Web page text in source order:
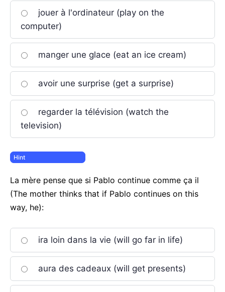
jouer à l'ordinateur (play on the
computer)
manger une glace (eat an ice cream)
avoir une surprise (get a surprise)
regarder la télévision (watch the
television)
La mère pense que si Pablo continue comme ça il
(The mother thinks that if Pablo continues on this
way, he):
ira loin dans la vie (will go far in life)
aura des cadeaux (will get presents)